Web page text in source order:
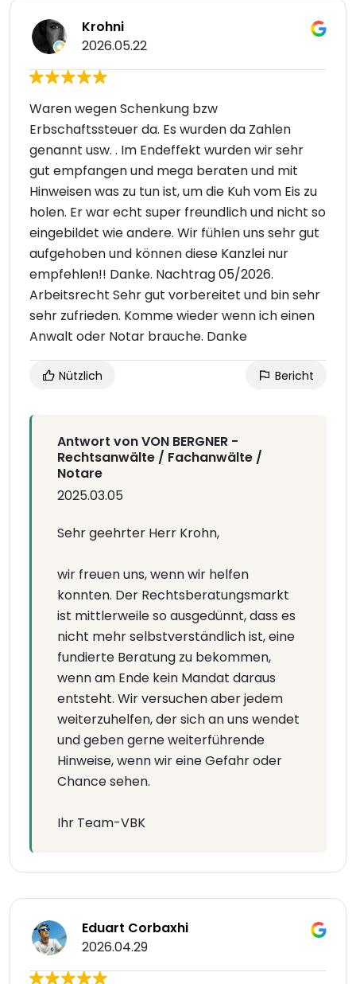
Krohni
2026.05.22
Waren wegen Schenkung bzw
Erbschaftssteuer da. Es wurden da Zahlen
genannt usw. . Im Endeffekt wurden wir sehr
gut empfangen und mega beraten und mit
Hinweisen was zu tun ist, um die Kuh vom Eis zu
holen. Er war echt super freundlich und nicht so
eingebildet wie andere. Wir fühlen uns sehr gut
aufgehoben und können diese Kanzlei nur
empfehlen!! Danke. Nachtrag 05/2026.
Arbeitsrecht Sehr gut vorbereitet und bin sehr
sehr zufrieden. Komme wieder wenn ich einen
Anwalt oder Notar brauche. Danke
Nützlich Bericht
Antwort von VON BERGNER -
Rechtsanwälte / Fachanwälte /
Notare
2025.03.05
Sehr geehrter Herr Krohn,
wir freuen uns, wenn wir helfen
konnten. Der Rechtsberatungsmarkt
ist mittlerweile so ausgedünnt, dass es
nicht mehr selbstverständlich ist, eine
fundierte Beratung zu bekommen,
wenn am Ende kein Mandat daraus
entsteht. Wir versuchen aber jedem
weiterzuhelfen, der sich an uns wendet
und geben gerne weiterführende
Hinweise, wenn wir eine Gefahr oder
Chance sehen.
Ihr Team-VBK
Eduart Corbaxhi
2026.04.29